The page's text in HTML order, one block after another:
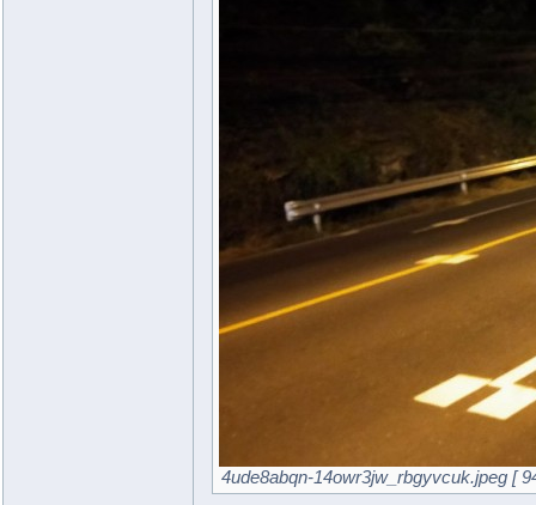
4ude8abqn-14owr3jw_rbgyvcuk.jpeg [